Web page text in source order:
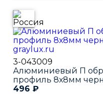
3-043009
Алюминиевый П
профиль 8х8мм
496 ₽